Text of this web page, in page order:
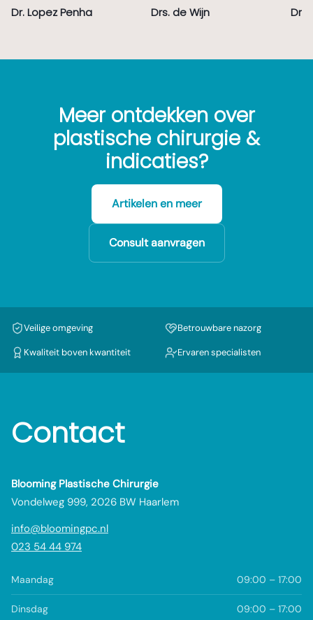
Dr. Lopez Penha Drs. de Wijn Dr.
Meer ontdekken over
plastische chirurgie &
indicaties?
Artikelen en meer
Consult aanvragen
Veilige omgeving Betrouwbare nazorg
Kwaliteit boven kwantiteit Ervaren specialisten
Contact
Blooming Plastische Chirurgie
Vondelweg 999, 2026 BW Haarlem
info@bloomingpc.nl
023 54 44 974
Maandag 09:00 – 17:00
Dinsdag 09:00 – 17:00